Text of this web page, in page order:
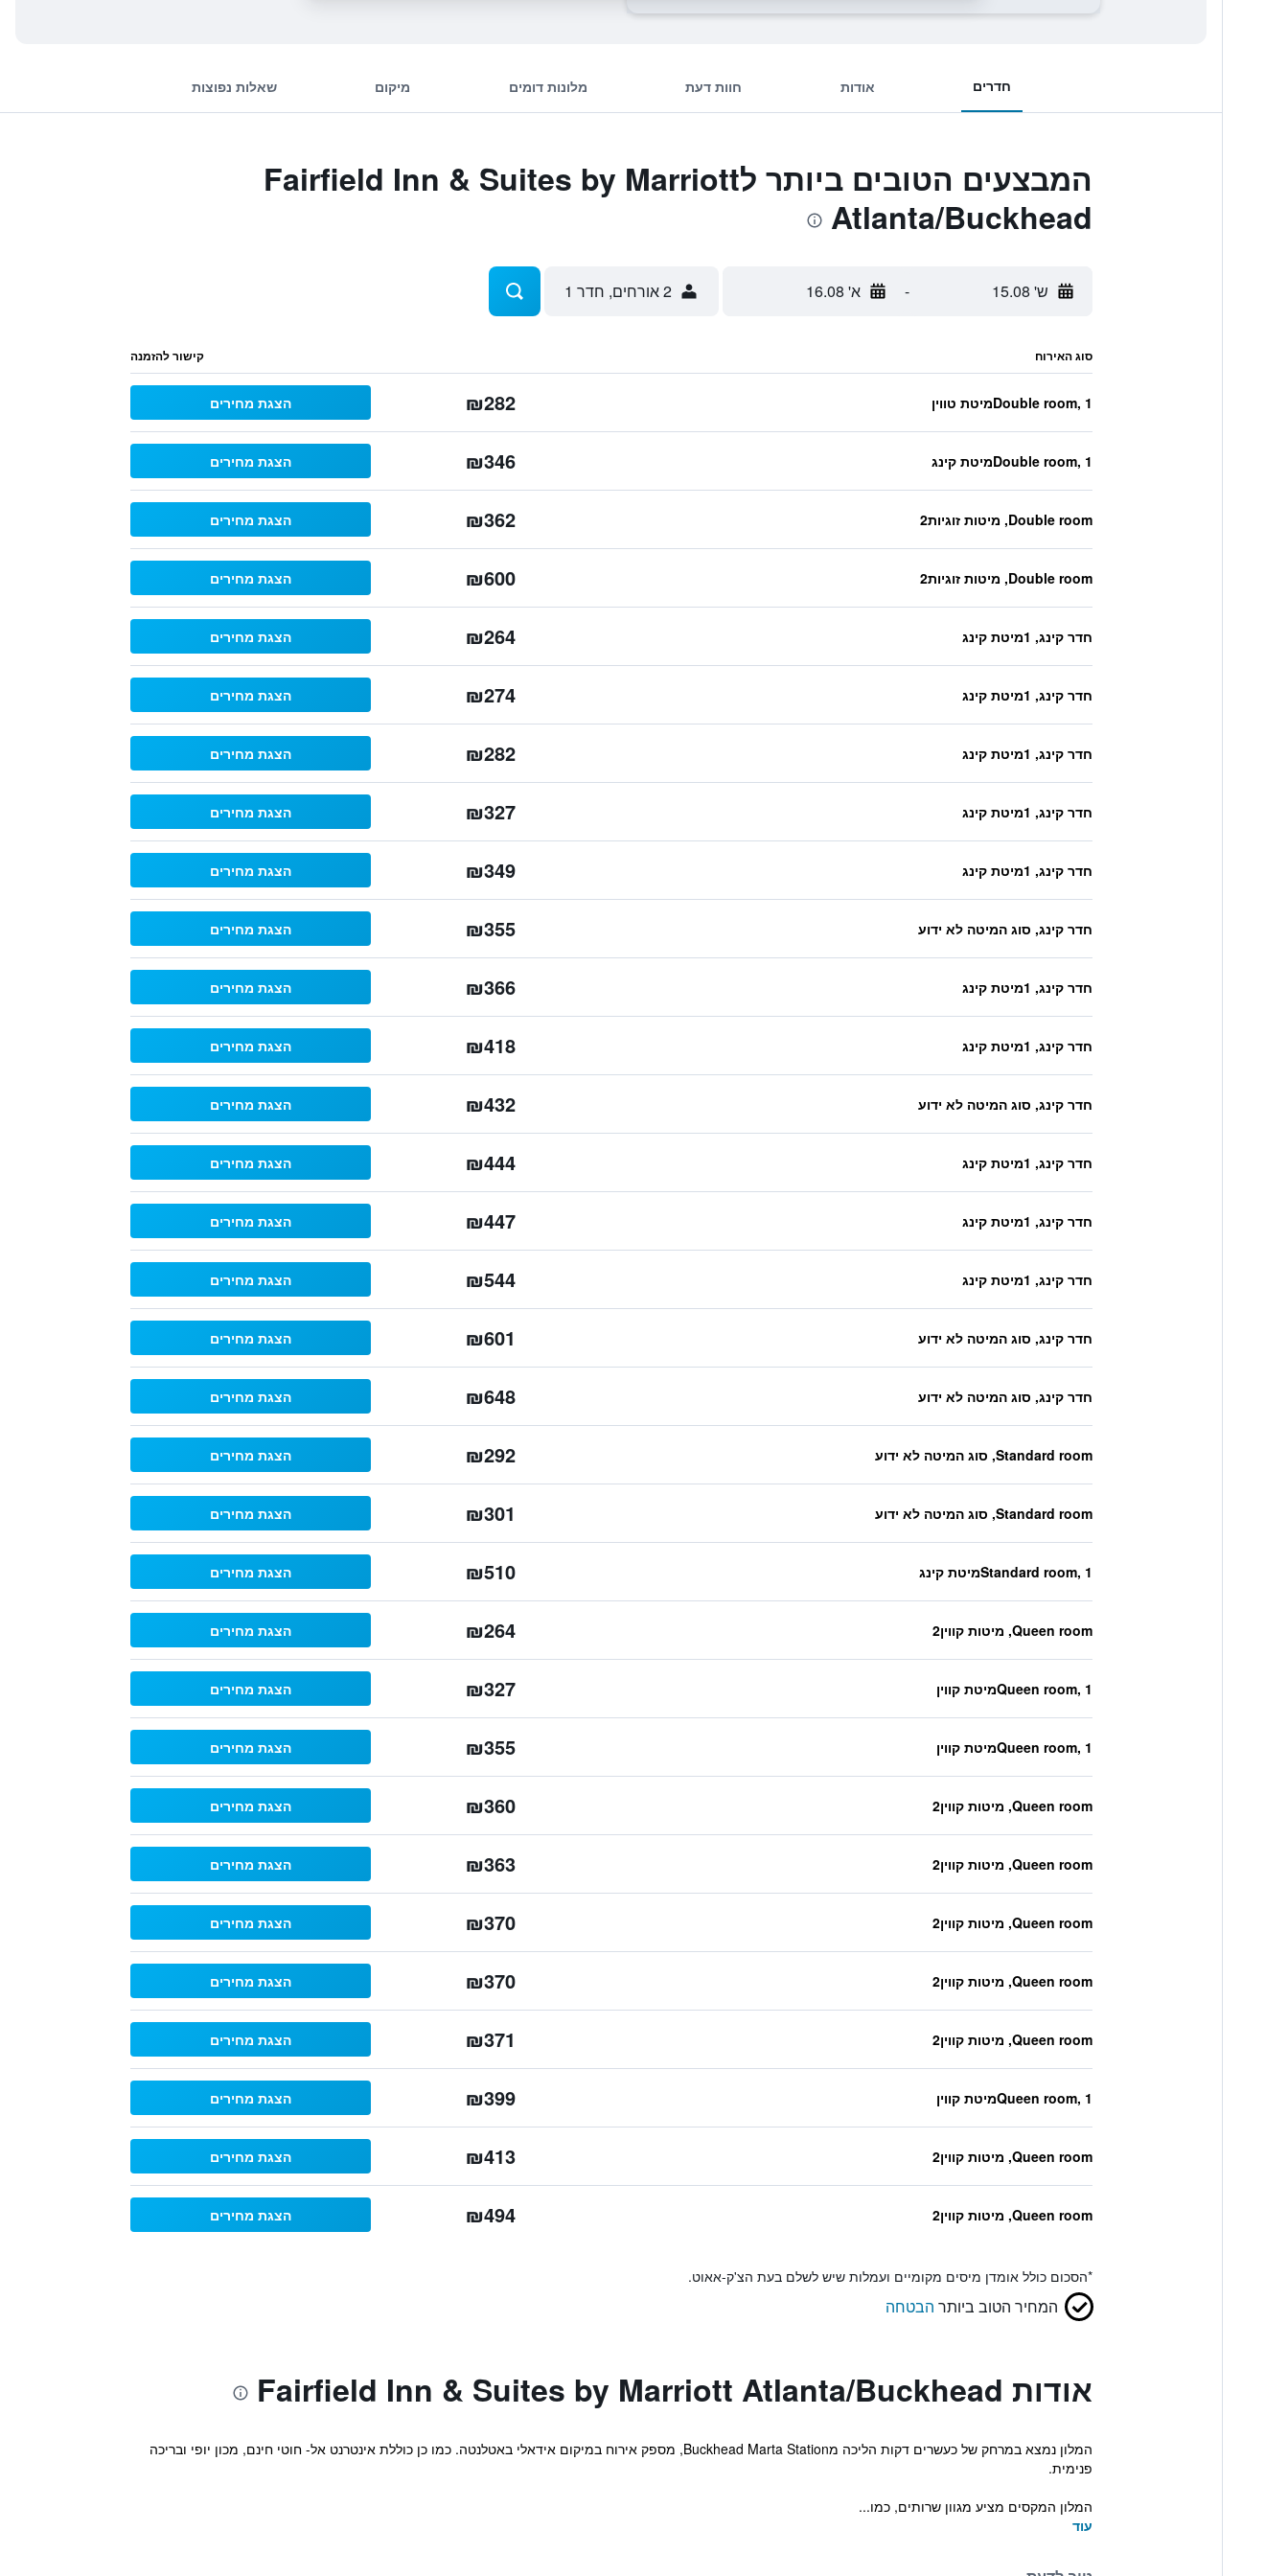
חדרים אודות חוות דעת מלונות דומים מיקום שאלות נפוצות
המבצעים הטובים ביותר לFairfield Inn & Suites by Marriott
Atlanta/Buckhead
ש' 15.08 - א' 16.08 2 אורחים, חדר 1
סוג האירוח קישור להזמנה
Double room, 1מיטת טווין ₪282 הצגת מחירים
Double room, 1מיטת קינג ₪346 הצגת מחירים
Double room, מיטות זוגיות2 ₪362 הצגת מחירים
Double room, מיטות זוגיות2 ₪600 הצגת מחירים
חדר קינג, 1מיטת קינג ₪264 הצגת מחירים
חדר קינג, 1מיטת קינג ₪274 הצגת מחירים
חדר קינג, 1מיטת קינג ₪282 הצגת מחירים
חדר קינג, 1מיטת קינג ₪327 הצגת מחירים
חדר קינג, 1מיטת קינג ₪349 הצגת מחירים
חדר קינג, סוג המיטה לא ידוע ₪355 הצגת מחירים
חדר קינג, 1מיטת קינג ₪366 הצגת מחירים
חדר קינג, 1מיטת קינג ₪418 הצגת מחירים
חדר קינג, סוג המיטה לא ידוע ₪432 הצגת מחירים
חדר קינג, 1מיטת קינג ₪444 הצגת מחירים
חדר קינג, 1מיטת קינג ₪447 הצגת מחירים
חדר קינג, 1מיטת קינג ₪544 הצגת מחירים
חדר קינג, סוג המיטה לא ידוע ₪601 הצגת מחירים
חדר קינג, סוג המיטה לא ידוע ₪648 הצגת מחירים
Standard room, סוג המיטה לא ידוע ₪292 הצגת מחירים
Standard room, סוג המיטה לא ידוע ₪301 הצגת מחירים
Standard room, 1מיטת קינג ₪510 הצגת מחירים
Queen room, מיטות קווין2 ₪264 הצגת מחירים
Queen room, 1מיטת קווין ₪327 הצגת מחירים
Queen room, 1מיטת קווין ₪355 הצגת מחירים
Queen room, מיטות קווין2 ₪360 הצגת מחירים
Queen room, מיטות קווין2 ₪363 הצגת מחירים
Queen room, מיטות קווין2 ₪370 הצגת מחירים
Queen room, מיטות קווין2 ₪370 הצגת מחירים
Queen room, מיטות קווין2 ₪371 הצגת מחירים
Queen room, 1מיטת קווין ₪399 הצגת מחירים
Queen room, מיטות קווין2 ₪413 הצגת מחירים
Queen room, מיטות קווין2 ₪494 הצגת מחירים
*הסכום כולל אומדן מיסים מקומיים ועמלות שיש לשלם בעת הצ'ק-אאוט.
המחיר הטוב ביותר הבטחה
אודות Fairfield Inn & Suites by Marriott Atlanta/Buckhead
המלון נמצא במרחק של כעשרים דקות הליכה מBuckhead Marta Station, מספק אירוח במיקום אידאלי באטלנטה. כמו כן כוללת אינטרנט אל- חוטי חינם, מכון יופי ובריכה
פנימית.
המלון המקסים מציע מגוון שרותים, כמו...
עוד